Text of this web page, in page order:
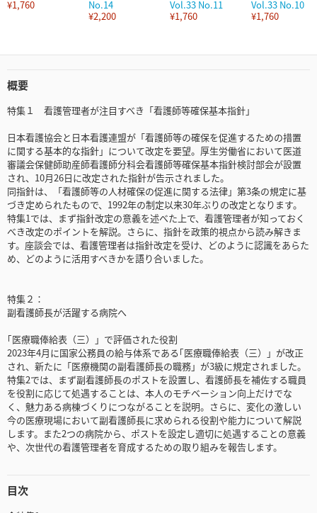
¥1,760
No.14
¥2,200
Vol.33 No.11
¥1,760
Vol.33 No.10
¥1,760
概要
特集１ 看護管理者が注目すべき「看護師等確保基本指針」
日本看護協会と日本看護連盟が「看護師等の確保を促進するための措置
に関する基本的な指針」について改定を要望。厚生労働省において医道
審議会保健師助産師看護師分科会看護師等確保基本指針検討部会が設置
され、10月26日に改定された指針が告示されました。
同指針は、「看護師等の人材確保の促進に関する法律」第3条の規定に基
づき定められたもので、1992年の制定以来30年ぶりの改定となります。
特集1では、まず指針改定の意義を述べた上で、看護管理者が知っておく
べき改定のポイントを解説。さらに、指針を政策的視点から読み解きま
す。座談会では、看護管理者は指針改定を受け、どのように認識をあらた
め、どのように活用すべきかを語り合いました。
特集２：
副看護師長が活躍する病院へ
｢医療職俸給表（三）」で評価された役割
2023年4月に国家公務員の給与体系である｢医療職俸給表（三）」が改正
され、新たに「医療機関の副看護師長の職務」が3級に規定されました。
特集2では、まず副看護師長のポストを設置し、看護師長を補佐する職員
を役割に応じて処遇することは、本人のモチベーション向上だけでな
く、魅力ある病棟づくりにつながることを説明。さらに、変化の激しい
今の医療現場において副看護師長に求められる役割や能力について解説
します。また2つの病院から、ポストを設定し適切に処遇することの意義
や、次世代の看護管理者を育成するための取り組みを報告します。
目次